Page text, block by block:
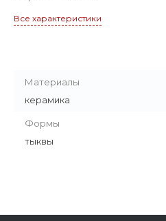
Все характеристики
Материалы
керамика
Формы
тыквы